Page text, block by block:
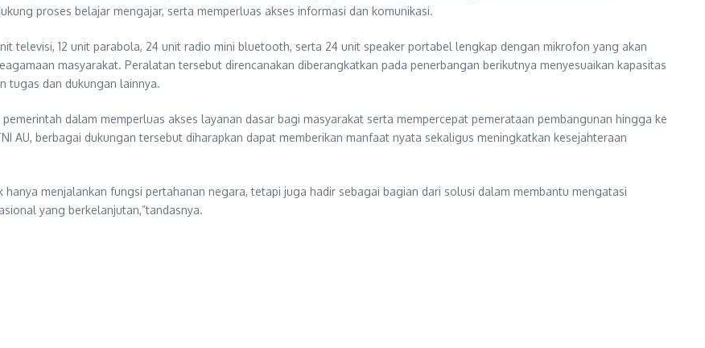
proses belajar mengajar, serta memperluas akses informasi dan komunikasi.
televisi, 12 unit parabola, 24 unit radio mini bluetooth, serta 24 unit speaker portabel lengkap dengan mikrofon yang akan
masyarakat. Peralatan tersebut direncanakan diberangkatkan pada penerbangan berikutnya menyesuaikan kapasitas
tugas dan dukungan lainnya.
dalam memperluas akses layanan dasar bagi masyarakat serta mempercepat pemerataan pembangunan hingga ke
AU, berbagai dukungan tersebut diharapkan dapat memberikan manfaat nyata sekaligus meningkatkan kesejahteraan
menjalankan fungsi pertahanan negara, tetapi juga hadir sebagai bagian dari solusi dalam membantu mengatasi
yang berkelanjutan,”tandasnya.